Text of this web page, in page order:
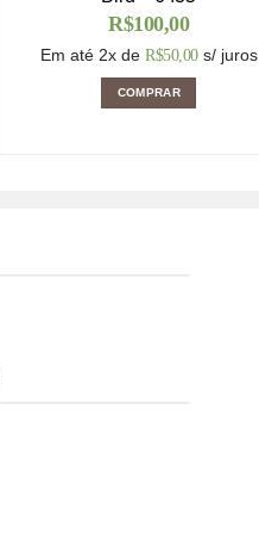
R$100,00
Em até 2x de R$50,00 s/ juros
COMPRAR